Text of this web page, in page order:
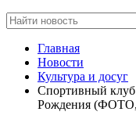
Главная
Новости
Культура и досуг
Спортивный
Рождения